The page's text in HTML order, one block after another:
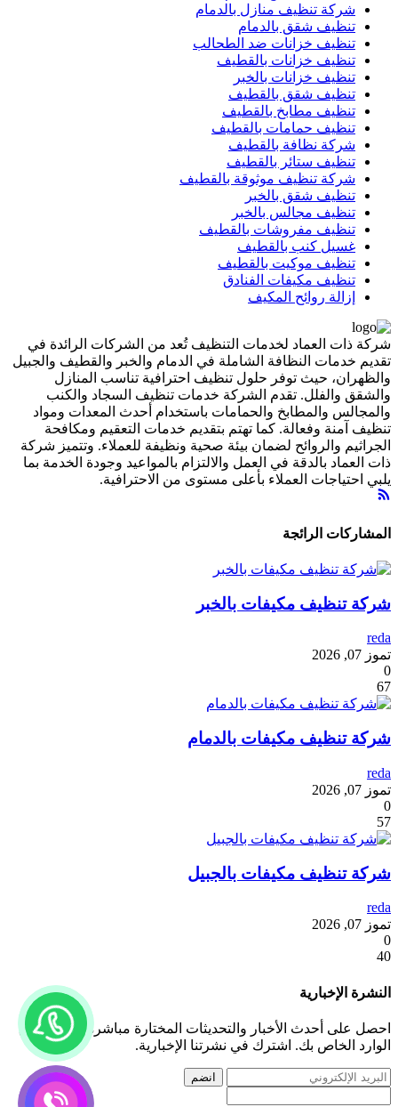
شركة تنظيف منازل بالدمام
تنظيف شقق بالدمام
تنظيف خزانات ضد الطحالب
تنظيف خزانات بالقطيف
تنظيف خزانات بالخبر
تنظيف شقق بالقطيف
تنظيف مطابخ بالقطيف
تنظيف حمامات بالقطيف
شركة نظافة بالقطيف
تنظيف ستائر بالقطيف
شركة تنظيف موثوقة بالقطيف
تنظيف شقق بالخبر
تنظيف مجالس بالخبر
تنظيف مفروشات بالقطيف
غسيل كنب بالقطيف
تنظيف موكيت بالقطيف
تنظيف مكيفات الفنادق
إزالة روائح المكيف
شركة ذات العماد لخدمات التنظيف تُعد من الشركات الرائدة في
تقديم خدمات النظافة الشاملة في الدمام والخبر والقطيف والجبيل
والظهران، حيث توفر حلول تنظيف احترافية تناسب المنازل
والشقق والفلل. تقدم الشركة خدمات تنظيف السجاد والكنب
والمجالس والمطابخ والحمامات باستخدام أحدث المعدات ومواد
تنظيف آمنة وفعالة. كما تهتم بتقديم خدمات التعقيم ومكافحة
الجراثيم والروائح لضمان بيئة صحية ونظيفة للعملاء. وتتميز شركة
ذات العماد بالدقة في العمل والالتزام بالمواعيد وجودة الخدمة بما
يلبي احتياجات العملاء بأعلى مستوى من الاحترافية.
المشاركات الرائجة
شركة تنظيف مكيفات بالخبر
reda
تموز 07, 2026
0
67
شركة تنظيف مكيفات بالدمام
reda
تموز 07, 2026
0
57
شركة تنظيف مكيفات بالجبيل
reda
تموز 07, 2026
0
40
النشرة الإخبارية
احصل على أحدث الأخبار والتحديثات المختارة مباشرة إلى صندوق
الوارد الخاص بك. اشترك في نشرتنا الإخبارية.
انضم